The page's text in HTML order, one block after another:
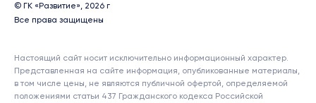
© ГК «Развитие», 2026 г
Все права защищены
Настоящий сайт носит исключительно информационный характер.
Представленная на сайте информация, опубликованные материалы,
в том числе цены, не являются публичной офертой, определяемой
положениями статьи 437 Гражданского кодекса Российской